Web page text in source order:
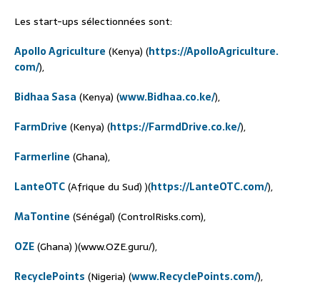
Les start-ups sélectionnées sont:
Apollo Agriculture (Kenya) (https://ApolloAgriculture.
com/),
Bidhaa Sasa (Kenya) (www.Bidhaa.co.ke/),
FarmDrive (Kenya) (https://FarmdDrive.co.ke/),
Farmerline (Ghana),
LanteOTC(Afrique du Sud) )(https://LanteOTC.com/),
MaTontine (Sénégal) (ControlRisks.com),
OZE(Ghana) )(www.OZE.guru/),
RecyclePoints (Nigeria) (www.RecyclePoints.com/),